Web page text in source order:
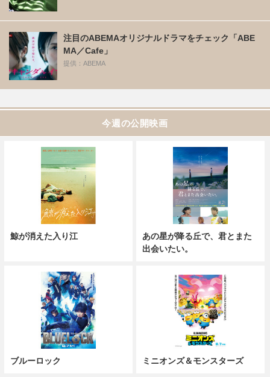
注目のABEMAオリジナルドラマをチェック「ABE
MA／Cafe」
提供：ABEMA
今週の公開映画
鯨が消えた入り江
あの星が降る丘で、君とまた
出会いたい。
ブルーロック ミニオンズ＆モンスターズ